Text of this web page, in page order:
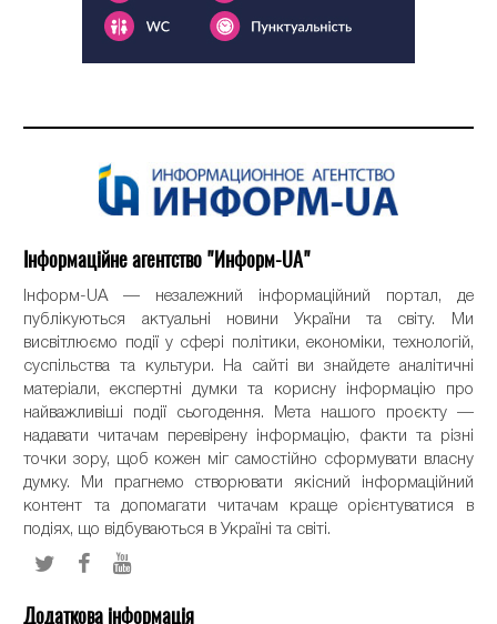
Інформаційне агентство "Информ-UA"
Інформ-UA — незалежний інформаційний портал, де
публікуються актуальні новини України та світу. Ми
висвітлюємо події у сфері політики, економіки, технологій,
суспільства та культури. На сайті ви знайдете аналітичні
матеріали, експертні думки та корисну інформацію про
найважливіші події сьогодення. Мета нашого проєкту —
надавати читачам перевірену інформацію, факти та різні
точки зору, щоб кожен міг самостійно сформувати власну
думку. Ми прагнемо створювати якісний інформаційний
контент та допомагати читачам краще орієнтуватися в
подіях, що відбуваються в Україні та світі.
Додаткова інформація